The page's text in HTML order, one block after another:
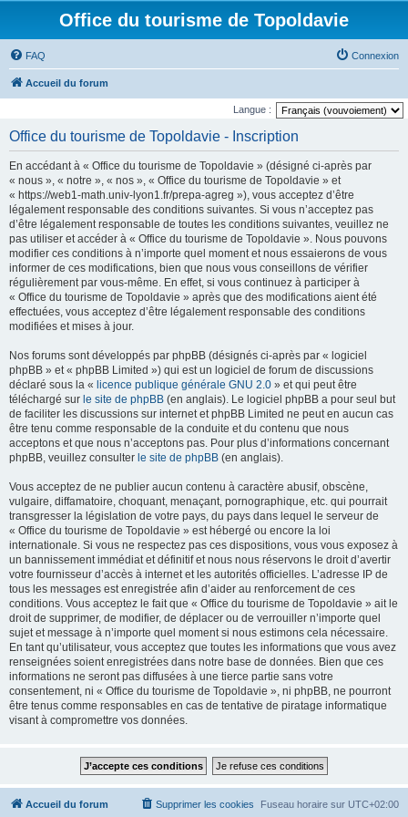
Office du tourisme de Topoldavie
FAQ Connexion
Accueil du forum
Langue :
Office du tourisme de Topoldavie - Inscription
En accédant à « Office du tourisme de Topoldavie » (désigné ci-après par
« nous », « notre », « nos », « Office du tourisme de Topoldavie » et
« https://web1-math.univ-lyon1.fr/prepa-agreg »), vous acceptez d’être
légalement responsable des conditions suivantes. Si vous n’acceptez pas
d’être légalement responsable de toutes les conditions suivantes, veuillez ne
pas utiliser et accéder à « Office du tourisme de Topoldavie ». Nous pouvons
modifier ces conditions à n’importe quel moment et nous essaierons de vous
informer de ces modifications, bien que nous vous conseillons de vérifier
régulièrement par vous-même. En effet, si vous continuez à participer à
« Office du tourisme de Topoldavie » après que des modifications aient été
effectuées, vous acceptez d’être légalement responsable des conditions
modifiées et mises à jour.
Nos forums sont développés par phpBB (désignés ci-après par « logiciel
phpBB » et « phpBB Limited ») qui est un logiciel de forum de discussions
déclaré sous la « licence publique générale GNU 2.0 » et qui peut être
téléchargé sur le site de phpBB (en anglais). Le logiciel phpBB a pour seul but
de faciliter les discussions sur internet et phpBB Limited ne peut en aucun cas
être tenu comme responsable de la conduite et du contenu que nous
acceptons et que nous n’acceptons pas. Pour plus d’informations concernant
phpBB, veuillez consulter le site de phpBB (en anglais).
Vous acceptez de ne publier aucun contenu à caractère abusif, obscène,
vulgaire, diffamatoire, choquant, menaçant, pornographique, etc. qui pourrait
transgresser la législation de votre pays, du pays dans lequel le serveur de
« Office du tourisme de Topoldavie » est hébergé ou encore la loi
internationale. Si vous ne respectez pas ces dispositions, vous vous exposez à
un bannissement immédiat et définitif et nous nous réservons le droit d’avertir
votre fournisseur d’accès à internet et les autorités officielles. L’adresse IP de
tous les messages est enregistrée afin d’aider au renforcement de ces
conditions. Vous acceptez le fait que « Office du tourisme de Topoldavie » ait le
droit de supprimer, de modifier, de déplacer ou de verrouiller n’importe quel
sujet et message à n’importe quel moment si nous estimons cela nécessaire.
En tant qu’utilisateur, vous acceptez que toutes les informations que vous avez
renseignées soient enregistrées dans notre base de données. Bien que ces
informations ne seront pas diffusées à une tierce partie sans votre
consentement, ni « Office du tourisme de Topoldavie », ni phpBB, ne pourront
être tenus comme responsables en cas de tentative de piratage informatique
visant à compromettre vos données.
Accueil du forum Fuseau horaire sur UTC+02:00
Supprimer les cookies